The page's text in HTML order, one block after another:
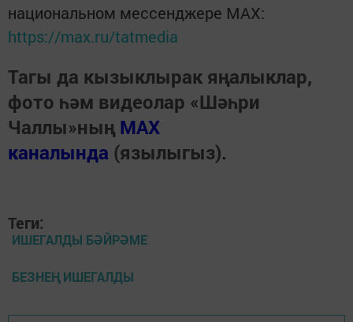
национальном мессенджере MАХ:
https://max.ru/tatmedia
Тагы да кызыклырак яңалыклар,
фото һәм видеолар «Шәһри
Чаллы»ның MAX
каналында (язылыгыз).
Теги:
ИШЕГАЛДЫ БӘЙРӘМЕ
БЕЗНЕҢ ИШЕГАЛДЫ